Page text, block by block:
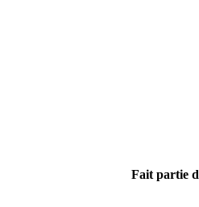
Fait partie